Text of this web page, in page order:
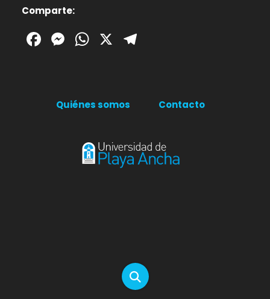
Comparte:
Facebook
Messenger
WhatsApp
X
Quiénes somos Contacto